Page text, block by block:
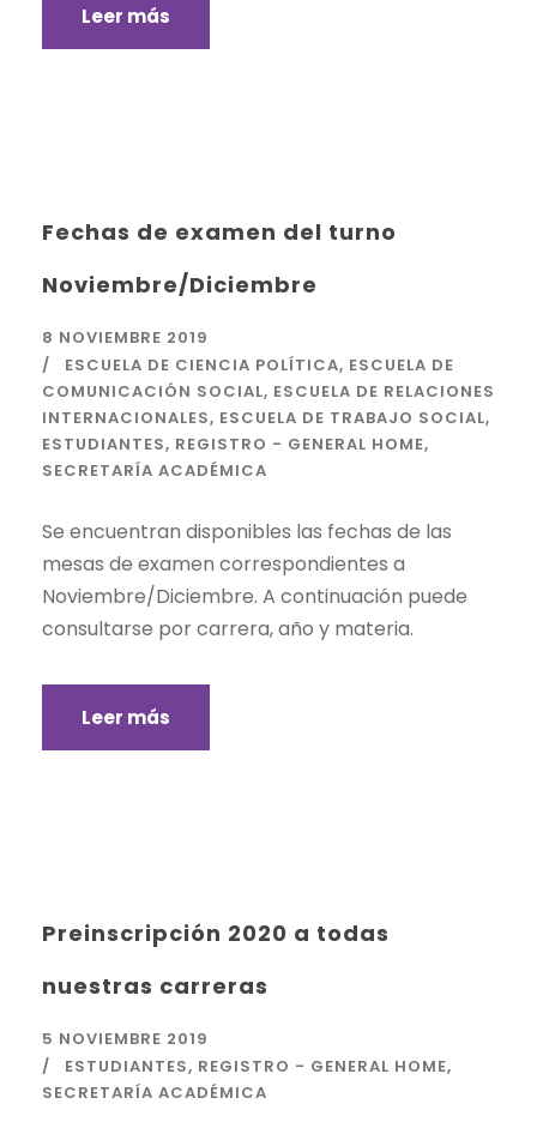
Leer más
Fechas de examen del turno
Noviembre/Diciembre
8 NOVIEMBRE 2019
ESCUELA DE CIENCIA POLÍTICA, ESCUELA DE
COMUNICACIÓN SOCIAL, ESCUELA DE RELACIONES
INTERNACIONALES, ESCUELA DE TRABAJO SOCIAL,
ESTUDIANTES, REGISTRO - GENERAL HOME,
SECRETARÍA ACADÉMICA
Se encuentran disponibles las fechas de las
mesas de examen correspondientes a
Noviembre/Diciembre. A continuación puede
consultarse por carrera, año y materia.
Leer más
Preinscripción 2020 a todas
nuestras carreras
5 NOVIEMBRE 2019
ESTUDIANTES, REGISTRO - GENERAL HOME,
SECRETARÍA ACADÉMICA